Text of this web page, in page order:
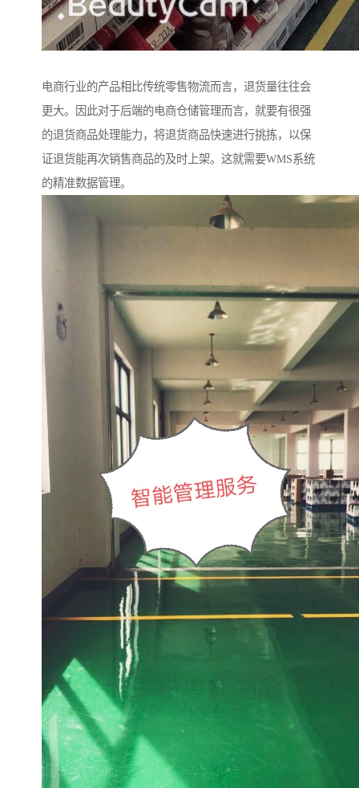
电商行业的产品相比传统零售物流而言，退货量往往会
更大。因此对于后端的电商仓储管理而言，就要有很强
的退货商品处理能力，将退货商品快速进行挑拣，以保
证退货能再次销售商品的及时上架。这就需要WMS系统
的精准数据管理。